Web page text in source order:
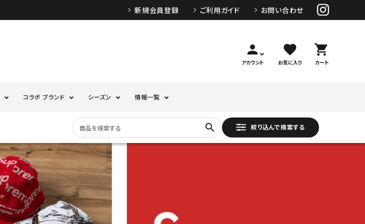
新規会員登録 ご利用ガイド お問い合わせ
person
アカウント
favorite
お気に入り
shopping_cart
カート
コラボ ブランド シーズン 情報一覧
search 絞り込んで検索する